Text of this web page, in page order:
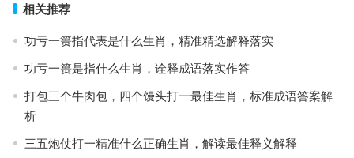
相关推荐
功亏一篑指代表是什么生肖，精准精选解释落实
功亏一篑是指什么生肖，诠释成语落实作答
打包三个牛肉包，四个馒头打一最佳生肖，标准成语答案解
析
三五炮仗打一精准什么正确生肖，解读最佳释义解释